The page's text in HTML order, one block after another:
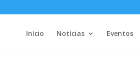
Início Notícias Eventos